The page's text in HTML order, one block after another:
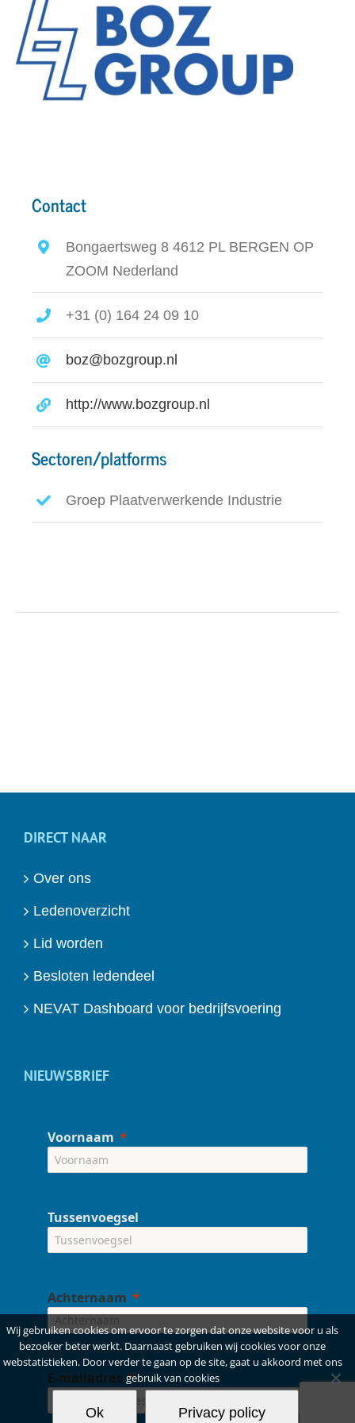
Contact
Bongaertsweg 8 4612 PL BERGEN OP
ZOOM Nederland
+31 (0) 164 24 09 10
boz@bozgroup.nl
http://www.bozgroup.nl
Sectoren/platforms
Groep Plaatverwerkende Industrie
DIRECT NAAR
Over ons
Ledenoverzicht
Lid worden
Besloten ledendeel
NEVAT Dashboard voor bedrijfsvoering
NIEUWSBRIEF
Voornaam
Tussenvoegsel
Achternaam
E-mailadres
Wij gebruiken cookies om ervoor te zorgen dat onze website voor u als
bezoeker beter werkt. Daarnaast gebruiken wij cookies voor onze
webstatistieken. Door verder te gaan op de site, gaat u akkoord met ons
gebruik van cookies
Ok Privacy policy